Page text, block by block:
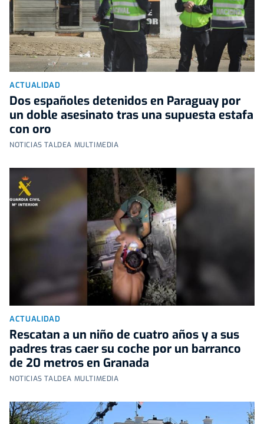
ACTUALIDAD
Dos españoles detenidos en Paraguay por
un doble asesinato tras una supuesta estafa
con oro
NOTICIAS TALDEA MULTIMEDIA
ACTUALIDAD
Rescatan a un niño de cuatro años y a sus
padres tras caer su coche por un barranco
de 20 metros en Granada
NOTICIAS TALDEA MULTIMEDIA